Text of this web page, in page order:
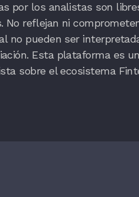
por los analistas son
reflejan ni
no pueden ser
Esta plataforma es
sobre el ecosistema